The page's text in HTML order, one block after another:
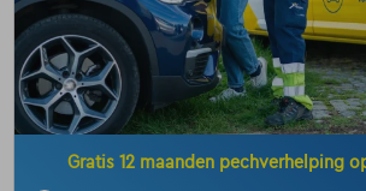
Gratis 12 maanden pechverhelping